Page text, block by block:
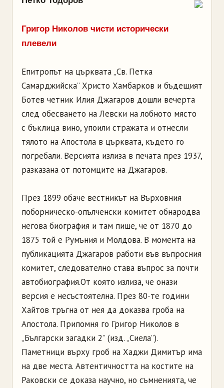
Григор Николов чисти исторически
плевели
Епитропът на църквата „Св. Петка
Самарджийска” Христо Хамбарков и бъдещият
Ботев четник Илия Джагаров дошли вечерта
след обесването на Левски на лобното място
с бъклица вино, упоили стражата и отнесли
тялото на Апостола в църквата, където го
погребали. Версията излиза в печата през 1937,
разказана от потомците на Джагаров.
През 1899 обаче вестникът на Върховния
поборническо-опълченски комитет обнародва
негова биография и там пише, че от 1870 до
1875 той е Румъния и Молдова. В момента на
публикацията Джагаров работи във въпросния
комитет, следователно става въпрос за почти
автобиография.От която излиза, че онази
версия е несъстоятелна. През 80-те години
Хайтов тръгна от нея да доказва гроба на
Апостола. Припомня го Григор Николов в
„Български загадки 2” (изд. „Сиела”).
Паметници върху гроб на Хаджи Димитър има
на две места. Автентичността на костите на
Раковски се доказа научно, но съмненията, че